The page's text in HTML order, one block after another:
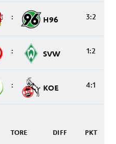
: H96 3:2
: SVW 1:2
: KOE 4:1
TORE DIFF PKT